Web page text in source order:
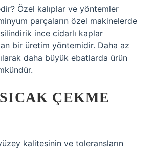
Özel kalıplar ve yöntemler
parçaların özel makinelerde
ince cidarlı kaplar
bir üretim yöntemidir. Daha az
daha büyük ebatlarda ürün
ÇEKME
kalitesinin ve toleransların